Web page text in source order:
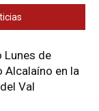
Lunes de
Alcalaíno en la
Val